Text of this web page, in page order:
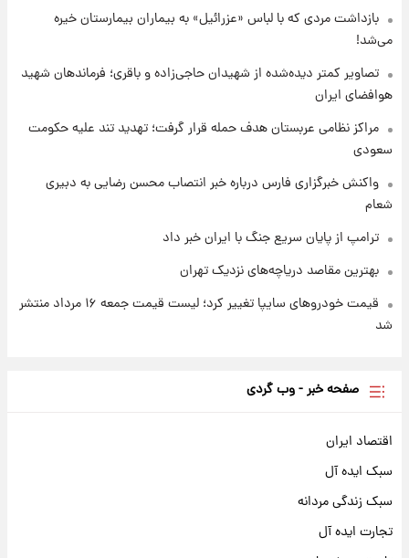
شارژ جدید کالابرگ برای سه دهک؛ جزئیات اعلام
بازداشت مردی که با لباس «عزرائیل» به بیماران بیمارستان خیره
می‌شد!
تصاویر کمتر دیده‌شده از شهیدان حاجی‌زاده و باقری؛ فرماندهان شهید
هوافضای ایران
مراکز نظامی عربستان هدف حمله قرار گرفت؛ تهدید تند علیه حکومت
سعودی
واکنش خبرگزاری فارس درباره خبر انتصاب محسن رضایی به دبیری
شعام
ترامپ از پایان سریع جنگ با ایران خبر داد
بهترین مقاصد دریاچه‌های نزدیک تهران
قیمت خودروهای سایپا تغییر کرد؛ لیست قیمت جمعه ۱۶ مرداد منتشر
شد
صفحه خبر - وب گردی
اقتصاد ایران
سبک ایده آل
سبک زندگی مردانه
تجارت ایده آل